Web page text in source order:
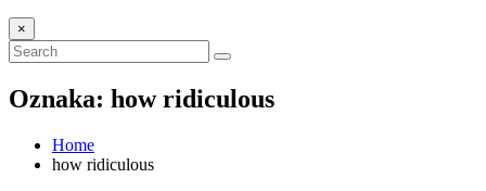
×
Oznaka: how ridiculous
Home
how ridiculous